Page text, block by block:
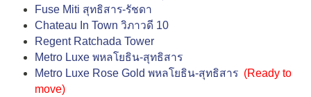
Fuse Miti สุทธิสาร-รัชดา
Chateau In Town วิภาวดี 10
Regent Ratchada Tower
Metro Luxe พหลโยธิน-สุทธิสาร
Metro Luxe Rose Gold พหลโยธิน-สุทธิสาร (Ready to
move)